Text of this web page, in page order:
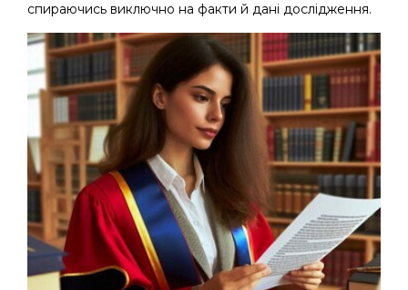
спираючись виключно на факти й дані дослідження.